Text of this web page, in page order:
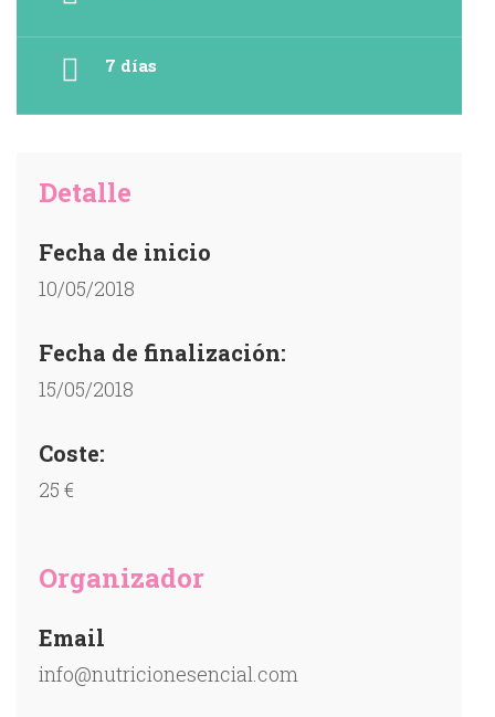
7 días
Detalle
Fecha de inicio
10/05/2018
Fecha de finalización:
15/05/2018
Coste:
25 €
Organizador
Email
info@nutricionesencial.com